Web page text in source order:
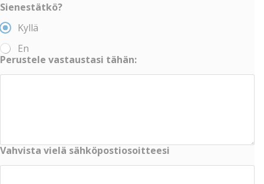
Sienestätkö?
Kyllä
En
Perustele vastaustasi tähän:
Vahvista vielä sähköpostiosoitteesi